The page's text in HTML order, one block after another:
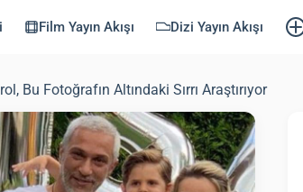
Film Yayın Akışı Dizi Yayın Akışı
Bu Fotoğrafın Altındaki Sırrı Araştırıyor